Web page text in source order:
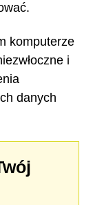
komputerze
i
danych